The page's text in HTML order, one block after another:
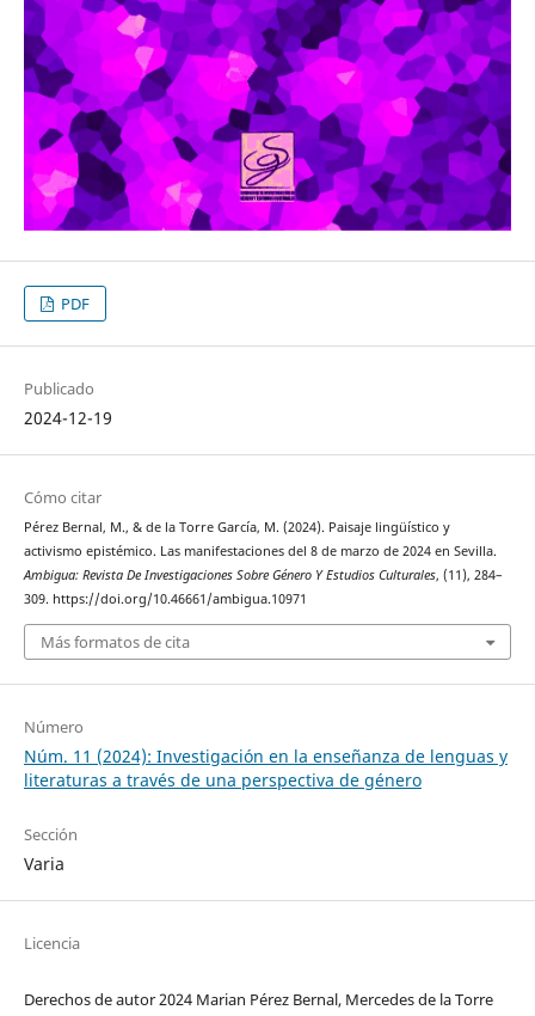
PDF
Publicado
2024-12-19
Cómo citar
Pérez Bernal, M., & de la Torre García, M. (2024). Paisaje lingüístico y
activismo epistémico. Las manifestaciones del 8 de marzo de 2024 en Sevilla.
Ambigua: Revista De Investigaciones Sobre Género Y Estudios Culturales, (11), 284–
309. https://doi.org/10.46661/ambigua.10971
Más formatos de cita
Número
Núm. 11 (2024): Investigación en la enseñanza de lenguas y
literaturas a través de una perspectiva de género
Sección
Varia
Licencia
Derechos de autor 2024 Marian Pérez Bernal, Mercedes de la Torre